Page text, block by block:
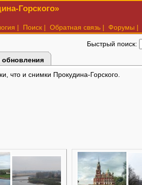
Горского»
| Поиск | Обратная связь | Форумы |
Быстрый поиск:
что и снимки Прокудина-Горского.